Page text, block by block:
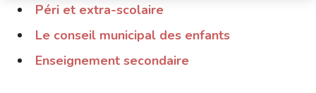
Péri et extra-scolaire
Le conseil municipal des enfants
Enseignement secondaire